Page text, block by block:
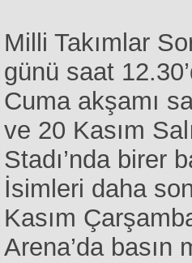
Milli Takımlar
günü saat
Cuma akşamı
ve 20 Kasım
Stadı’nda birer
İsimleri daha
Kasım
Arena’da basın